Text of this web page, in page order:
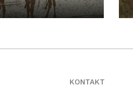
KONTAKT